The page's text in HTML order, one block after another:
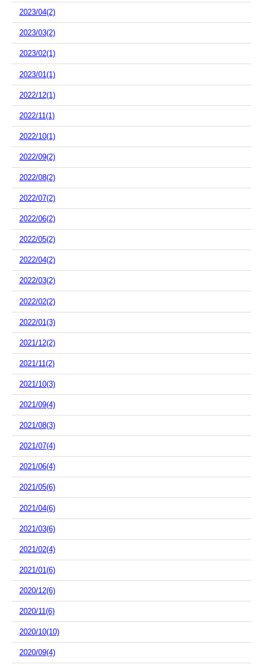
2023/04(2)
2023/03(2)
2023/02(1)
2023/01(1)
2022/12(1)
2022/11(1)
2022/10(1)
2022/09(2)
2022/08(2)
2022/07(2)
2022/06(2)
2022/05(2)
2022/04(2)
2022/03(2)
2022/02(2)
2022/01(3)
2021/12(2)
2021/11(2)
2021/10(3)
2021/09(4)
2021/08(3)
2021/07(4)
2021/06(4)
2021/05(6)
2021/04(6)
2021/03(6)
2021/02(4)
2021/01(6)
2020/12(6)
2020/11(6)
2020/10(10)
2020/09(4)